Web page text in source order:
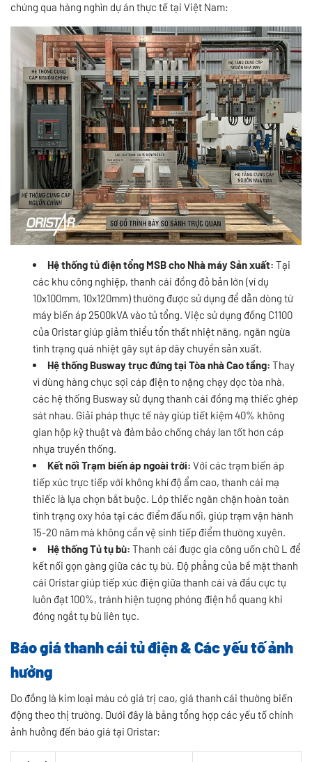
chứng qua hàng nghìn dự án thực tế tại Việt Nam:
Hệ thống tủ điện tổng MSB cho Nhà máy Sản xuất: Tại
các khu công nghiệp, thanh cái đồng đỏ bản lớn (ví dụ
10x100mm, 10x120mm) thường được sử dụng để dẫn dòng từ
máy biến áp 2500kVA vào tủ tổng. Việc sử dụng đồng C1100
của Oristar giúp giảm thiểu tổn thất nhiệt năng, ngăn ngừa
tình trạng quá nhiệt gây sụt áp dây chuyền sản xuất.
Hệ thống Busway trục đứng tại Tòa nhà Cao tầng: Thay
vì dùng hàng chục sợi cáp điện to nặng chạy dọc tòa nhà,
các hệ thống Busway sử dụng thanh cái đồng mạ thiếc ghép
sát nhau. Giải pháp thực tế này giúp tiết kiệm 40% không
gian hộp kỹ thuật và đảm bảo chống cháy lan tốt hơn cáp
nhựa truyền thống.
Kết nối Trạm biến áp ngoài trời: Với các trạm biến áp
tiếp xúc trực tiếp với không khí độ ẩm cao, thanh cái mạ
thiếc là lựa chọn bắt buộc. Lớp thiếc ngăn chặn hoàn toàn
tình trạng oxy hóa tại các điểm đấu nối, giúp trạm vận hành
15-20 năm mà không cần vệ sinh tiếp điểm thường xuyên.
Hệ thống Tủ tụ bù: Thanh cái được gia công uốn chữ L để
kết nối gọn gàng giữa các tụ bù. Độ phẳng của bề mặt thanh
cái Oristar giúp tiếp xúc điện giữa thanh cái và đầu cực tụ
luôn đạt 100%, tránh hiện tượng phóng điện hồ quang khi
đóng ngắt tụ bù liên tục.
Báo giá thanh cái tủ điện & Các yếu tố ảnh
hưởng
Do đồng là kim loại màu có giá trị cao, giá thanh cái thường biến
động theo thị trường. Dưới đây là bảng tổng hợp các yếu tố chính
ảnh hưởng đến báo giá tại Oristar: